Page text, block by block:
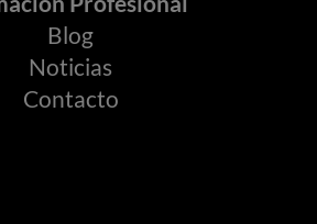
Blog
Noticias
Contacto